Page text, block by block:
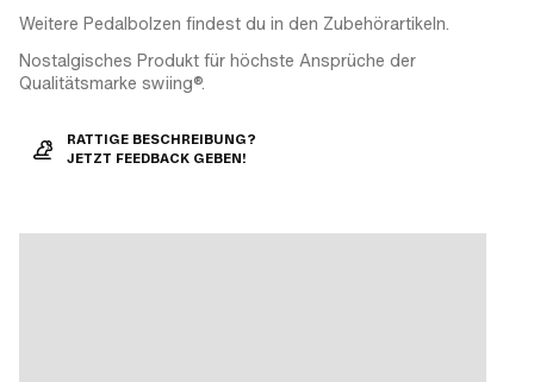
Weitere Pedalbolzen findest du in den Zubehörartikeln.
Nostalgisches Produkt für höchste Ansprüche der
Qualitätsmarke swiing®.
RATTIGE BESCHREIBUNG?
JETZT FEEDBACK GEBEN!